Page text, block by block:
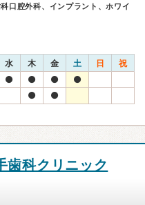
口腔外科、インプラント、ホワイ
水 木 金 土 日 祝
歯科クリニック